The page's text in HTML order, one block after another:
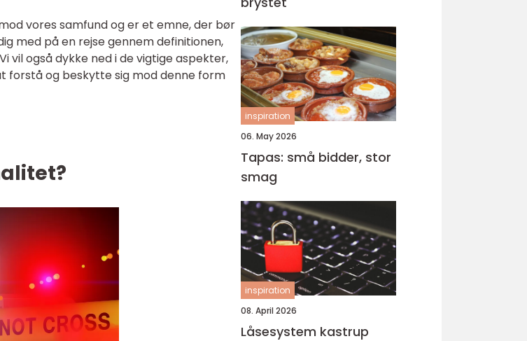
vores samfund og er et emne, der bør
med på en rejse gennem definitionen,
vil også dykke ned i de vigtige aspekter,
forstå og beskytte sig mod denne form
inspiration
06. May 2026
Tapas: små bidder, stor
smag
inspiration
08. April 2026
Låsesystem kastrup